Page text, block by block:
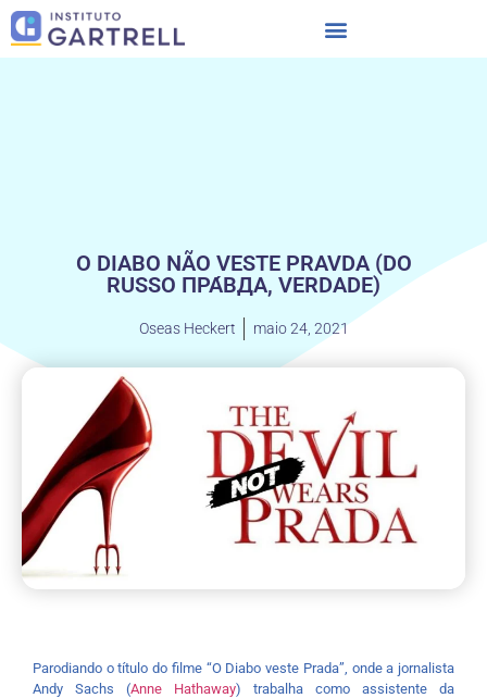
O DIABO NÃO VESTE PRAVDA (DO
RUSSO ПРА́ВДА, VERDADE)
Oseas Heckert maio 24, 2021
Parodiando o título do filme “O Diabo veste Prada”, onde a jornalista
Andy Sachs (Anne Hathaway) trabalha como assistente da